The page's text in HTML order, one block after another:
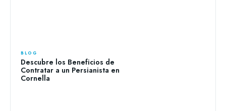
BLOG
Descubre los Beneficios de
Contratar a un Persianista en
Cornella